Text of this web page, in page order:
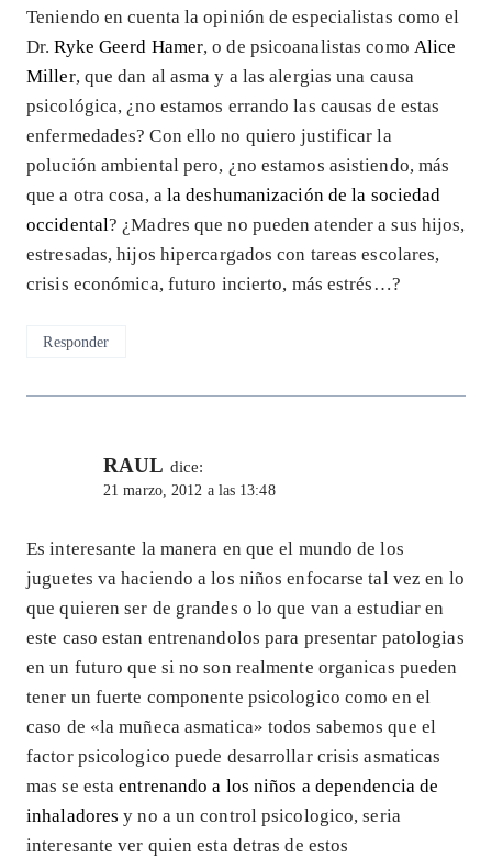
Teniendo en cuenta la opinión de especialistas como el
Dr.Ryke Geerd Hamer, o de psicoanalistas como Alice
Miller, que dan al asma y a las alergias una causa
psicológica, ¿no estamos errando las causas de estas
enfermedades? Con ello no quiero justificar la
polución ambiental pero, ¿no estamos asistiendo, más
que a otra cosa, a la deshumanización de la sociedad
occidental? ¿Madres que no pueden atender a sus hijos,
estresadas, hijos hipercargados con tareas escolares,
crisis económica, futuro incierto, más estrés…?
Responder
RAUL dice:
21 marzo, 2012 a las 13:48
Es interesante la manera en que el mundo de los
juguetes va haciendo a los niños enfocarse tal vez en lo
que quieren ser de grandes o lo que van a estudiar en
este caso estan entrenandolos para presentar patologias
en un futuro que si no son realmente organicas pueden
tener un fuerte componente psicologico como en el
caso de «la muñeca asmatica» todos sabemos que el
factor psicologico puede desarrollar crisis asmaticas
mas se estaentrenando a los niños a dependencia de
inhaladores y no a un control psicologico, seria
interesante ver quien esta detras de estos